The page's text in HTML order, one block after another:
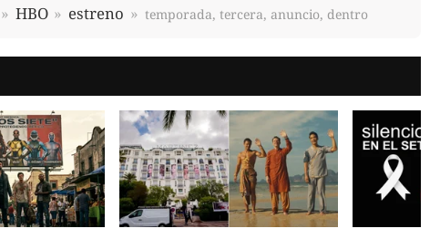
HBO estreno temporada, tercera, anuncio, dentro